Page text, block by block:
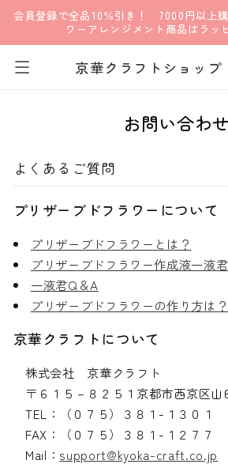
コンテンツに進む
会員登録で全品10％引き！ 7000円以上
ワーアレンジメント商品はラッ
京華クラフトショップ
お問い合わせ
よくあるご質問
プリザーブドフラワーについて
プリザーブドフラワーとは？
プリザーブドフラワー作成液一液
一液君Q＆A
プリザーブドフラワーの作り方は？
京華クラフトについて
株式会社 京華クラフト
〒６１５－８２５１京都市西京区山
TEL：（０７５）３８１-１３０１
FAX：（０７５）３８１-１２７７
Mail： support@kyoka-craft.co.jp